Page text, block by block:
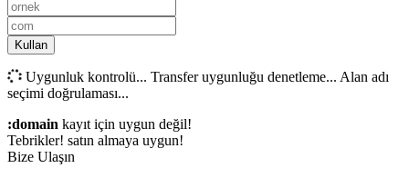
Kullan
Uygunluk kontrolü... Transfer uygunluğu denetleme... Alan adı
seçimi doğrulaması...
:domain kayıt için uygun değil!
Tebrikler! satın almaya uygun!
Bize Ulaşın